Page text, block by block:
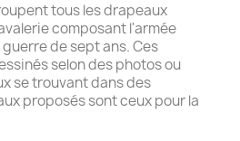
tous les drapeaux
composant l'armée
de sept ans. Ces
selon des photos ou
se trouvant dans des
proposés sont ceux pour la